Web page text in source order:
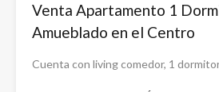
Venta Apartamento 1
Amueblado en el Centro
Cuenta con living comedor, 1